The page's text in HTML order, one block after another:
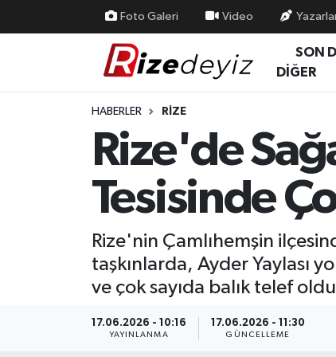
Foto Galeri Video
SON
DİĞER
HABERLER RIZE
Rize'de
Tesisinde
Rize'nin Çamlıhemşin
taşkınlarda, Ayder Yaylası
ve çok sayıda balık telef
17.06.2026 - 10:16
YAYINLANMA
17.06.2026 - 11:30
GÜNCELLEME
Yurttan Haberler
Ekonomi
Rize Nöbetçi Eczaneler
Rize Trafik Yoğunluk Haritası
Süper Lig Puan Durumu ve Fikstür
Son Dakika Haberleri